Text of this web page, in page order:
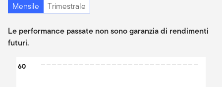
Mensile Trimestrale
Le performance passate non sono garanzia di rendimenti
futuri.
Chart
60